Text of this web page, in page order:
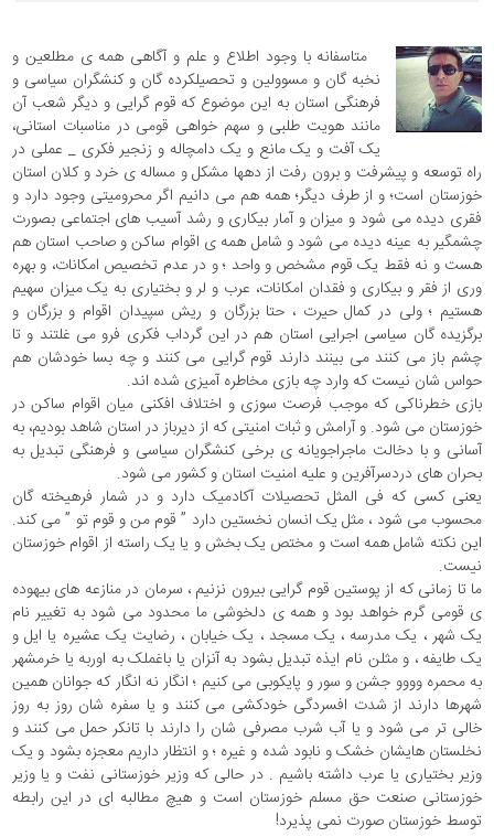
متاسفانه با وجود اطلاع و علم و آگاهی همه ی مطلعین و
نخبه گان و مسوولین و تحصیلکرده گان و کنشگران سیاسی و
فرهنگی استان به این موضوع که قوم گرایی و دیگر شعب آن
مانند هویت طلبی و سهم خواهی قومی در مناسبات استانی،
یک آفت و یک مانع و یک دامچاله و زنجیر فکری _ عملی در
راه توسعه و پیشرفت و برون رفت از دهها مشکل و مساله ی خرد و کلان استان
خوزستان است؛ و از طرف دیگر؛ همه هم می دانیم اگر محرومیتی وجود دارد و
فقری دیده می شود و میزان و آمار بیکاری و رشد آسیب های اجتماعی بصورت
چشمگیر به عینه دیده می شود و شامل همه ی اقوام ساکن و صاحب استان هم
هست و نه فقط یک قوم مشخص و واحد ؛ و در عدم تخصیص امکانات، و بهره
وری از فقر و بیکاری و فقدان امکانات، عرب و لر و بختیاری به یک میزان سهیم
هستیم ؛ ولی در کمال حیرت ، حتا بزرگان و ریش سپیدان اقوام و بزرگان و
برگزیده گان سیاسی اجرایی استان هم در این گرداب فکری فرو می غلتند و تا
چشم باز می کنند می بینند دارند قوم گرایی می کنند و چه بسا خودشان هم
حواس شان نیست که وارد چه بازی مخاطره آمیزی شده اند.
بازی خطرناکی که موجب فرصت سوزی و اختلاف افکنی میان اقوام ساکن در
خوزستان می شود. و آرامش و ثبات امنیتی که از دیرباز در استان شاهد بودیم، به
آسانی و با دخالت ماجراجویانه ی برخی کنشگران سیاسی و فرهنگی تبدیل به
بحران های دردسرآفرین و علیه امنیت استان و کشور می شود.
یعنی کسی که فی المثل تحصیلات آکادمیک دارد و در شمار فرهیخته گان
محسوب می شود ، مثل یک انسان نخستین دارد ” قوم من و قوم تو ” می کند.
این نکته شامل همه است و مختص یک بخش و یا یک راسته از اقوام خوزستان
نیست.
ما تا زمانی که از پوستین قوم گرایی بیرون نزنیم ، سرمان در منازعه های بیهوده
ی قومی گرم خواهد بود و همه ی دلخوشی ما محدود می شود به تغییر نام
یک شهر ، یک مدرسه ، یک مسجد ، یک خیابان ، رضایت یک عشیره یا ایل و
یک طایفه ، و مثلن نام ایذه تبدیل بشود به آنزان یا باغملک به اوربه یا خرمشهر
به محمره وووو جشن و سور و پایکوبی می کنیم ؛ انگار نه انگار که جوانان همین
شهرها دارند از شدت افسردگی خودکشی می کنند و یا سفره شان روز به روز
خالی تر می شود و یا آب شرب مصرفی شان را دارند با تانکر حمل می کنند و
نخلستان هایشان خشک و نابود شده و غیره ؛ و انتظار داریم معجزه بشود و یک
وزیر بختیاری یا عرب داشته باشیم . در حالی که وزیر خوزستانی نفت و یا وزیر
خوزستانی صنعت حق مسلم خوزستان است و هیچ مطالبه ای در این رابطه
توسط خوزستان صورت نمی پذیرد!